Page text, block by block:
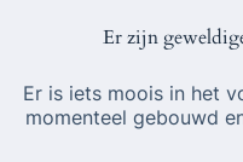
Er zijn
Er is iets moois in het
momenteel gebouwd